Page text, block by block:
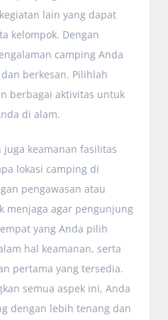
lain yang dapat
kelompok. Dengan
camping Anda
berkesan. Pilihlah
berbagai aktivitas untuk
di alam.
keamanan fasilitas
lokasi camping di
pengawasan atau
menjaga agar pengunjung
yang Anda pilih
hal keamanan, serta
pertama yang tersedia.
semua aspek ini, Anda
dengan lebih tenang dan